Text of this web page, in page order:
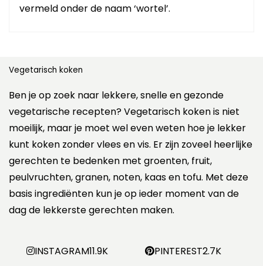
vermeld onder de naam ‘wortel’.
Vegetarisch koken
Ben je op zoek naar lekkere, snelle en gezonde
vegetarische recepten? Vegetarisch koken is niet
moeilijk, maar je moet wel even weten hoe je lekker
kunt koken zonder vlees en vis. Er zijn zoveel heerlijke
gerechten te bedenken met groenten, fruit,
peulvruchten, granen, noten, kaas en tofu. Met deze
basis ingrediënten kun je op ieder moment van de
dag de lekkerste gerechten maken.
INSTAGRAM11.9K PINTEREST2.7K